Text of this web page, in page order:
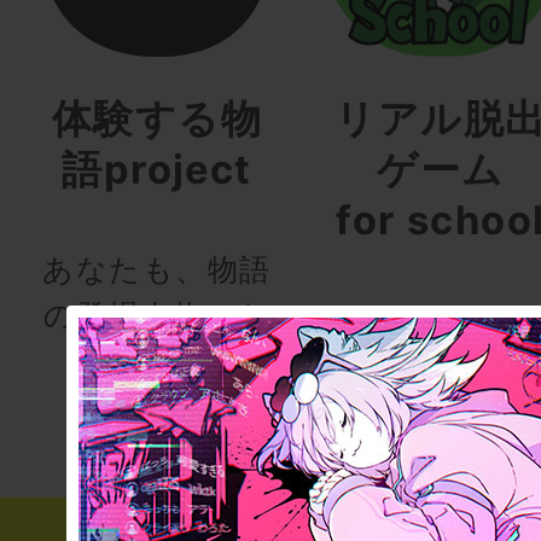
体験する物
語project
あなたも、物語
の登場人物にな
りませんか
リアル脱
ゲーム
for
次の授業は“謎
き”!?